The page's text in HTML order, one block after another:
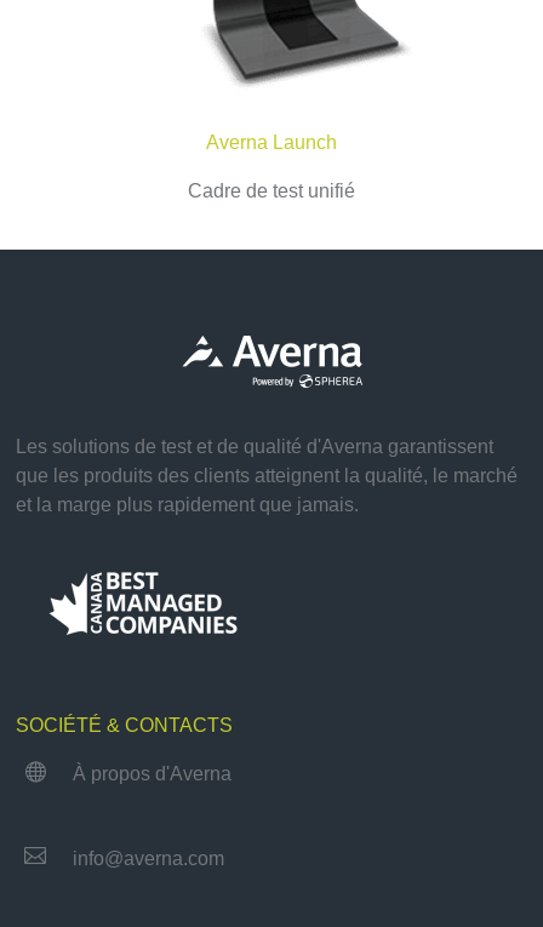
Averna Launch
Cadre de test unifié
Les solutions de test et de qualité d'Averna garantissent
que les produits des clients atteignent la qualité, le marché
et la marge plus rapidement que jamais.
SOCIÉTÉ & CONTACTS
 À propos d'Averna
 info@averna.com